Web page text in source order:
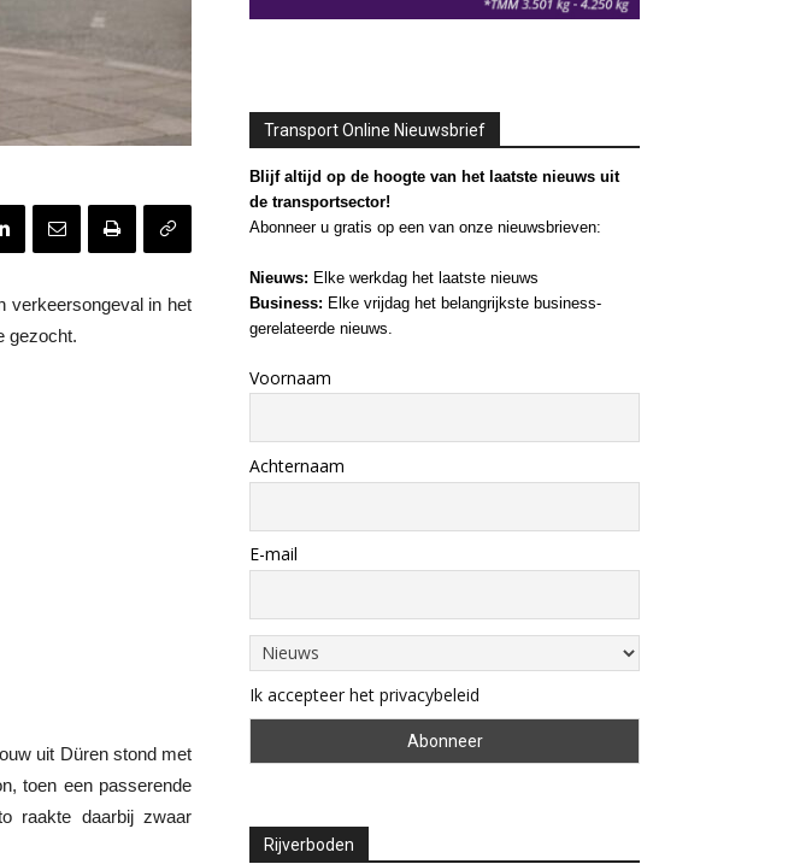
verkeersongeval in het
gezocht.
uit Düren stond met
toen een passerende
raakte daarbij zwaar
Transport Online Nieuwsbrief
Blijf altijd op de hoogte van het laatste nieuws uit
de transportsector!
Abonneer u gratis op een van onze nieuwsbrieven:
Nieuws: Elke werkdag het laatste nieuws
Business: Elke vrijdag het belangrijkste business-
gerelateerde nieuws.
Voornaam
Achternaam
E-mail
Ik accepteer het privacybeleid
Rijverboden